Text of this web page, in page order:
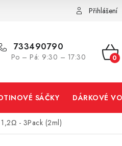
Přihlášení
733490790
Po – Pá: 9:30 – 17:30
SÁČKY DÁRKOVÉ
- 3Pack (2ml)